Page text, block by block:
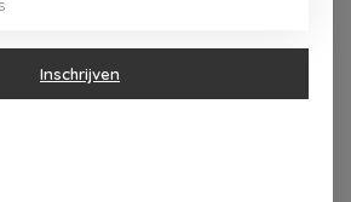
maandag gesloten
Inschrijven